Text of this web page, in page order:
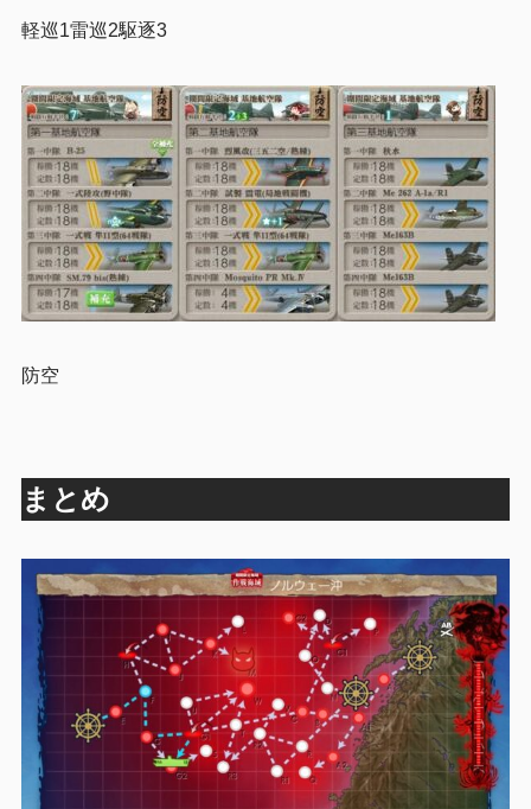
軽巡1雷巡2駆逐3
防空
まとめ